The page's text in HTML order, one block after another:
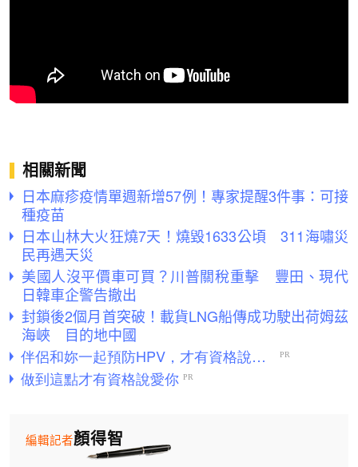
相關新聞
日本麻疹疫情單週新增57例！專家提醒3件事：可接
種疫苗
日本山林大火狂燒7天！燒毀1633公頃 311海嘯災
民再遇天災
美國人沒平價車可買？川普關稅重擊 豐田、現代
日韓車企警告撤出
封鎖後2個月首突破！載貨LNG船傳成功駛出荷姆茲
海峽 目的地中國
顏得智
編輯記者